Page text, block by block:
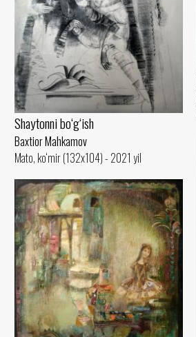
Shaytonni bo‘g‘ish
Baxtior Mahkamov
Mato, ko‘mir (132x104) - 2021 yil